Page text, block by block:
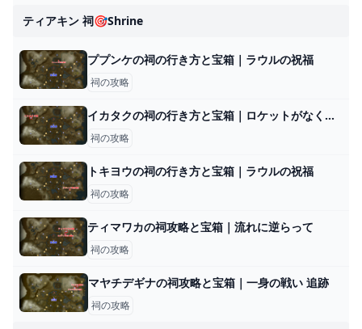
ティアキン 祠🎯shrine
ププンケの祠の行き方と宝箱｜ラウルの祝福
祠の攻略
イカタクの祠の行き方と宝箱｜ロケットがなくなったら？
祠の攻略
トキヨウの祠の行き方と宝箱｜ラウルの祝福
祠の攻略
ティマワカの祠攻略と宝箱｜流れに逆らって
祠の攻略
マヤチデギナの祠攻略と宝箱｜一身の戦い 追跡
祠の攻略